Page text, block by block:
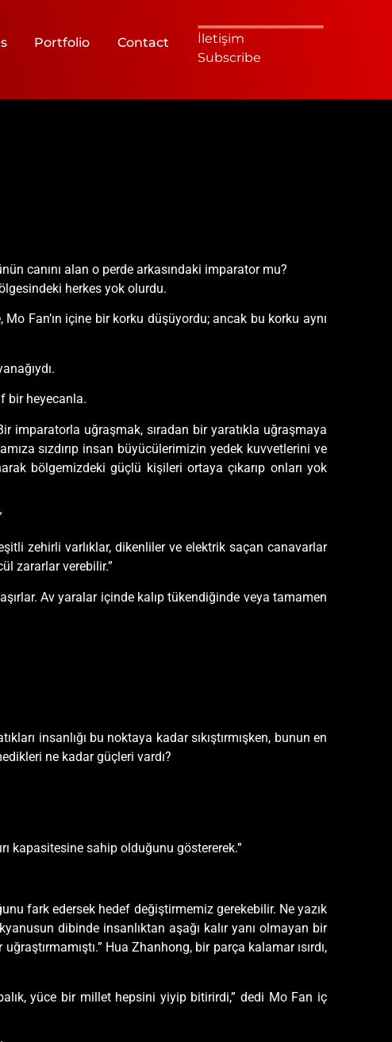
Portfolio Contact
İletişim
Subscribe
canını alan o perde arkasındaki imparator mu?
herkes yok olurdu.
Fan’ın içine bir korku düşüyordu; ancak bu korku aynı
bir heyecanla.
imparatorla uğraşmak, sıradan bir yaratıkla uğraşmaya
sızdırıp insan büyücülerimizin yedek kuvvetlerini ve
bölgemizdeki güçlü kişileri ortaya çıkarıp onları yok
zehirli varlıklar, dikenliler ve elektrik saçan canavarlar
zararlar verebilir.”
Av yaralar içinde kalıp tükendiğinde veya tamamen
insanlığı bu noktaya kadar sıkıştırmışken, bunun en
ne kadar güçleri vardı?
kapasitesine sahip olduğunu göstererek.”
fark edersek hedef değiştirmemiz gerekebilir. Ne yazık
dibinde insanlıktan aşağı kalır yanı olmayan bir
Hua Zhanhong, bir parça kalamar ısırdı,
yüce bir millet hepsini yiyip bitirirdi,” dedi Mo Fan iç